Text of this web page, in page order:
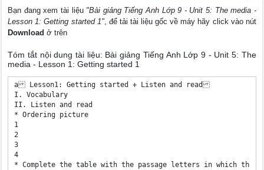
Bạn đang xem tài liệu "Bài giảng Tiếng Anh Lớp 9 - Unit 5: The media -
Lesson 1: Getting started 1", để tải tài liệu gốc về máy hãy click vào nút
Download ở trên
Tóm tắt nội dung tài liệu: Bài giảng Tiếng Anh Lớp 9 - Unit 5: The
media - Lesson 1: Getting started 1
a Lesson1: Getting started + Listen and read
I. Vocabulary
II. Listen and read
* Ordering picture
1
2
3
4
* Complete the table with the passage letters in which